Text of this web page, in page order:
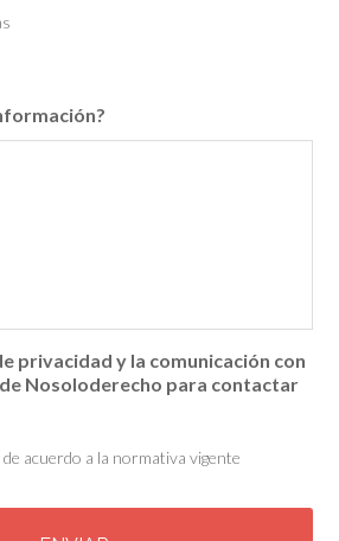
privacidad y la comunicación con
Nosoloderecho para contactar
de acuerdo a la normativa vigente